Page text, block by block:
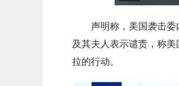
声明称，美国袭击
及其夫人表示谴责，称
拉的行动。